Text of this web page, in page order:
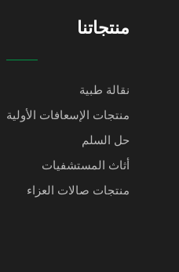
منتجاتنا
نقالة طبية
منتجات الإسعافات الأولية
حل السلم
أثاث المستشفيات
منتجات صالات العزاء